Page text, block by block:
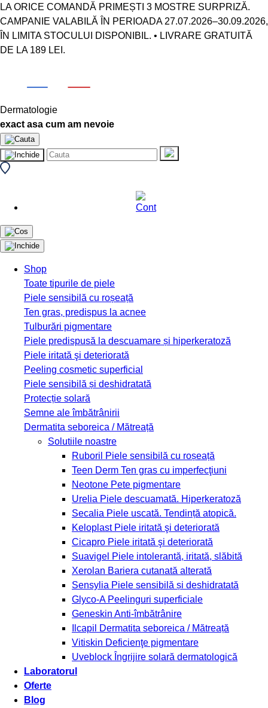
LA ORICE COMANDĂ PRIMEȘTI 3 MOSTRE SURPRIZĂ.
CAMPANIE VALABILĂ ÎN PERIOADA 27.07.2026–30.09.2026,
ÎN LIMITA STOCULUI DISPONIBIL. • LIVRARE GRATUITĂ
DE LA 189 LEI.
Dermatologie
exact asa cum am nevoie
Shop
Toate tipurile de piele
Piele sensibilă cu roșeață
Ten gras, predispus la acnee
Tulburări pigmentare
Piele predispusă la descuamare și hiperkeratoză
Piele iritată şi deteriorată
Peeling cosmetic superficial
Piele sensibilă și deshidratată
Protecție solară
Semne ale îmbătrânirii
Dermatita seboreica / Mătreață
Solutiile noastre
Ruboril
Piele sensibilă cu roșeață
Teen Derm Ten gras cu imperfecţiuni
Neotone Pete pigmentare
Urelia Piele descuamată. Hiperkeratoză
Secalia Piele uscată. Tendință atopică.
Keloplast Piele iritată şi deteriorată
Cicapro Piele iritată şi deteriorată
Suavigel Piele intolerantă, iritată, slăbită
Xerolan Bariera cutanată alterată
Sensylia Piele sensibilă și deshidratată
Glyco-A Peelinguri superficiale
Geneskin Anti-îmbătrânire
Ilcapil
Dermatita seboreica / Mătreață
Vitiskin Deficienţe pigmentare
Uveblock Îngrijire solară dermatologică
Laboratorul
Oferte
Blog